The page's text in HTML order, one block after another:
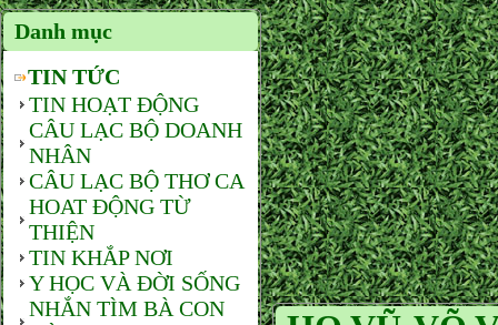
Danh mục
TIN TỨC
TIN HOẠT ĐỘNG
CÂU LẠC BỘ DOANH
NHÂN
CÂU LẠC BỘ THƠ CA
HOAT ĐỘNG TỪ
THIỆN
TIN KHẮP NƠI
Y HỌC VÀ ĐỜI SỐNG
NHẮN TÌM BÀ CON